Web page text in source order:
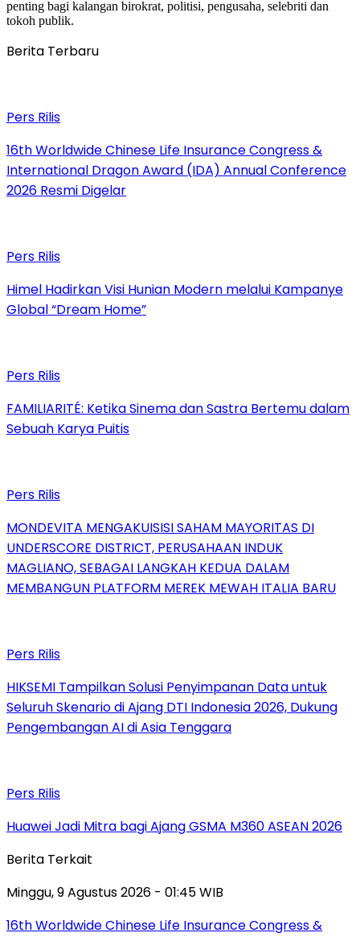
penting bagi kalangan birokrat, politisi, pengusaha, selebriti dan
tokoh publik.
Berita Terbaru
Pers Rilis
16th Worldwide Chinese Life Insurance Congress &
International Dragon Award (IDA) Annual Conference
2026 Resmi Digelar
Pers Rilis
Himel Hadirkan Visi Hunian Modern melalui Kampanye
Global “Dream Home”
Pers Rilis
FAMILIARITÉ: Ketika Sinema dan Sastra Bertemu dalam
Sebuah Karya Puitis
Pers Rilis
MONDEVITA MENGAKUISISI SAHAM MAYORITAS DI
UNDERSCORE DISTRICT, PERUSAHAAN INDUK
MAGLIANO, SEBAGAI LANGKAH KEDUA DALAM
MEMBANGUN PLATFORM MEREK MEWAH ITALIA BARU
Pers Rilis
HIKSEMI Tampilkan Solusi Penyimpanan Data untuk
Seluruh Skenario di Ajang DTI Indonesia 2026, Dukung
Pengembangan AI di Asia Tenggara
Pers Rilis
Huawei Jadi Mitra bagi Ajang GSMA M360 ASEAN 2026
Berita Terkait
Minggu, 9 Agustus 2026 - 01:45 WIB
16th Worldwide Chinese Life Insurance Congress &